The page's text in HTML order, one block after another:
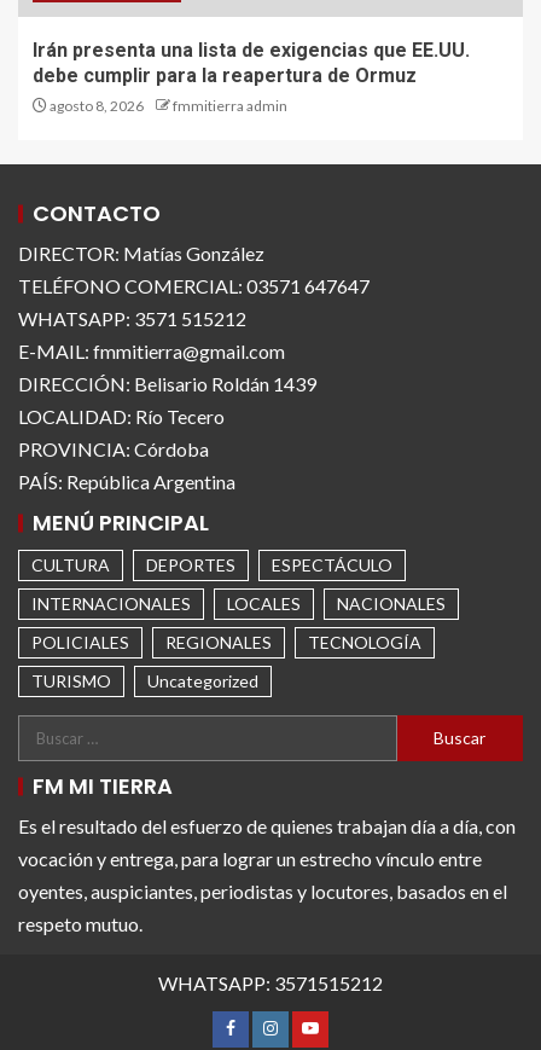
Irán presenta una lista de exigencias que EE.UU.
debe cumplir para la reapertura de Ormuz
agosto 8, 2026 fmmitierra admin
CONTACTO
DIRECTOR: Matías González
TELÉFONO COMERCIAL: 03571 647647
WHATSAPP: 3571 515212
E-MAIL: fmmitierra@gmail.com
DIRECCIÓN: Belisario Roldán 1439
LOCALIDAD: Río Tecero
PROVINCIA: Córdoba
PAÍS: República Argentina
MENÚ PRINCIPAL
CULTURA DEPORTES
ESPECTÁCULO
INTERNACIONALES
LOCALES
NACIONALES
POLICIALES
REGIONALES
TECNOLOGÍA
TURISMO
Uncategorized
FM MI TIERRA
Es el resultado del esfuerzo de quienes trabajan día a día, con
vocación y entrega, para lograr un estrecho vínculo entre
oyentes, auspiciantes, periodistas y locutores, basados en el
respeto mutuo.
WHATSAPP: 3571515212